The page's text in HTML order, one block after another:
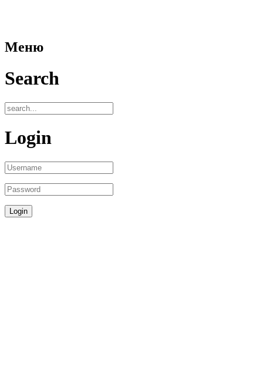
Меню
Search
Login